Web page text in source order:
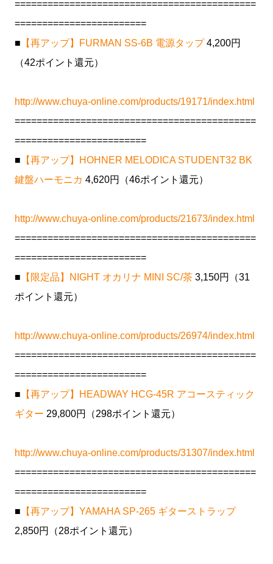
============================================
========================
■ 【再アップ】FURMAN SS-6B 電源タップ4,200円
（42ポイント還元）
http://www.chuya-online.com/products/19171/index.html
============================================
========================
■ 【再アップ】HOHNER MELODICA STUDENT32 BK
鍵盤ハーモニカ 4,620円（46ポイント還元）
http://www.chuya-online.com/products/21673/index.html
============================================
========================
■ 【限定品】NIGHT オカリナ MINI SC/茶 3,150円（31
ポイント還元）
http://www.chuya-online.com/products/26974/index.html
============================================
========================
■ 【再アップ】HEADWAY HCG-45R アコースティック
ギター 29,800円（298ポイント還元）
http://www.chuya-online.com/products/31307/index.html
============================================
========================
■ 【再アップ】YAMAHA SP-265 ギターストラップ
2,850円（28ポイント還元）